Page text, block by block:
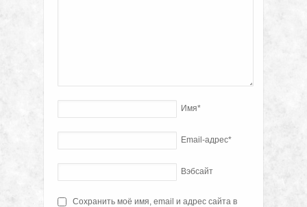
Имя*
Email-адрес*
Вэбсайт
Сохранить моё имя, email и адрес сайта в